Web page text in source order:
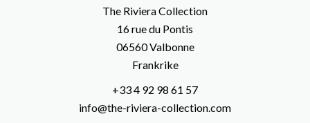
The Riviera Collection
16 rue du Pontis
06560Valbonne
Frankrike
+33 4 92 98 61 57
info@the-riviera-collection.com